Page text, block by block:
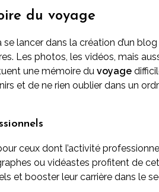
du voyage
lancer dans la création d’un blog
Les photos, les vidéos, mais
une mémoire du voyage
et de ne rien oublier dans un
ceux dont l’activité
ou vidéastes profitent de
et booster leur carrière dans le